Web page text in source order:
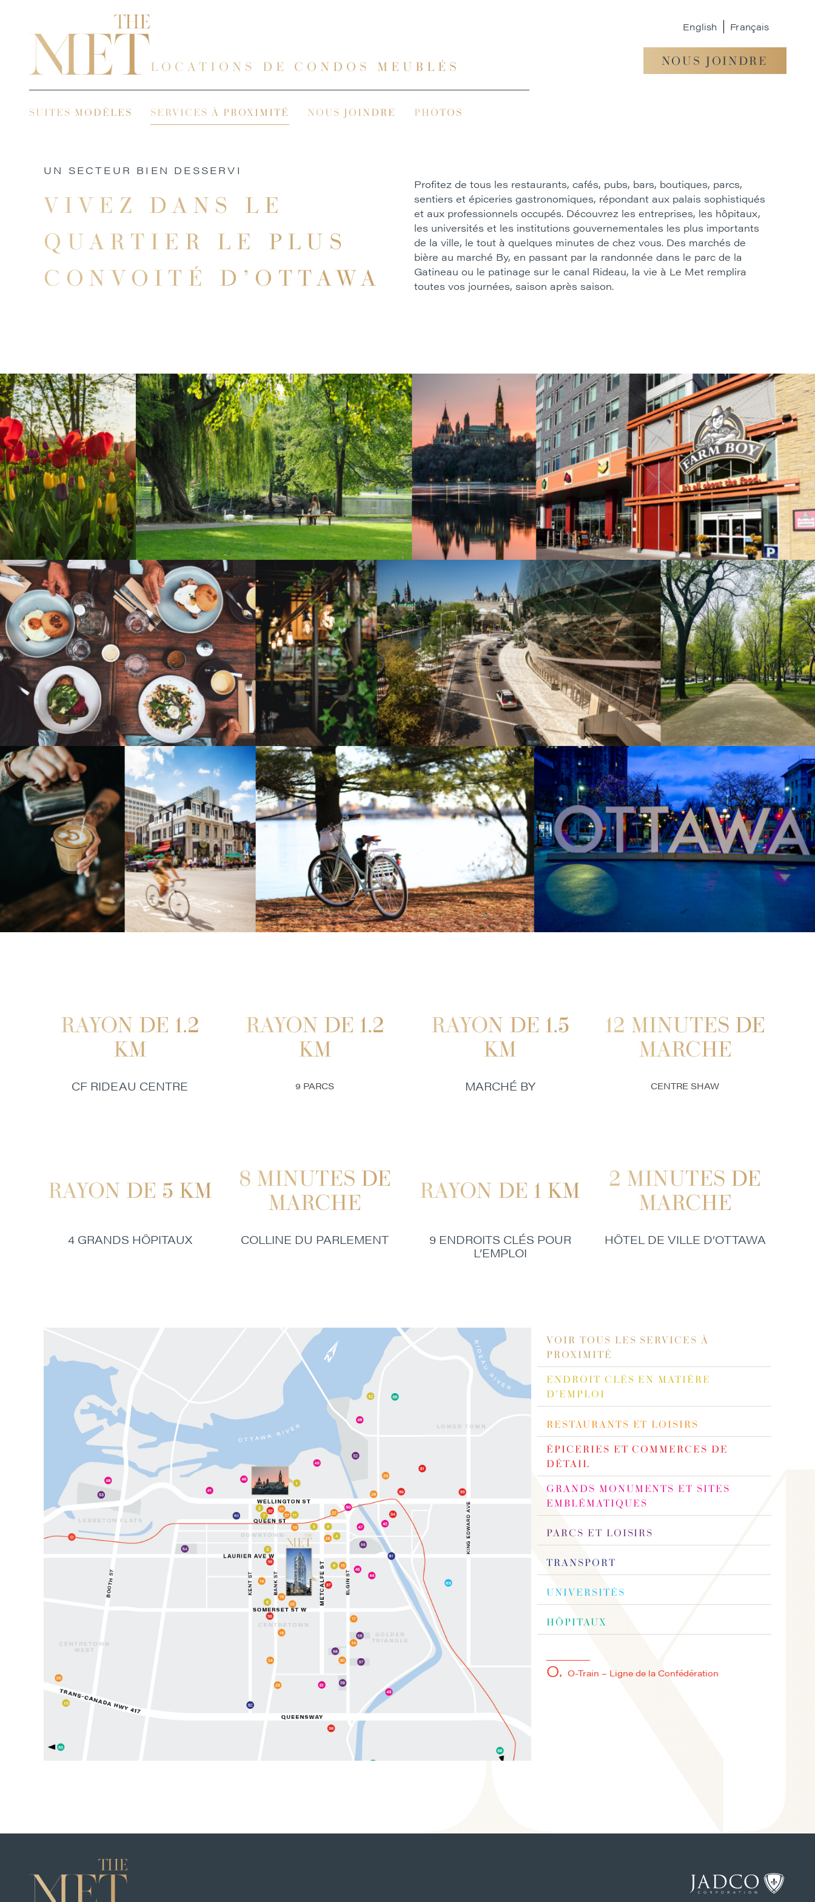
LOCATIONS DE CONDOS MEUBLÉS
English Français
NOUS JOINDRE
SUITES MODÈLES SERVICES À PROXIMITÉ NOUS JOINDRE PHOTOS
UN SECTEUR BIEN DESSERVI
VIVEZ DANS LE
QUARTIER LE PLUS
CONVOITÉ D’OTTAWA
Profitez de tous les restaurants, cafés, pubs, bars, boutiques, parcs,
sentiers et épiceries gastronomiques, répondant aux palais sophistiqués
et aux professionnels occupés. Découvrez les entreprises, les hôpitaux,
les universités et les institutions gouvernementales les plus importants
de la ville, le tout à quelques minutes de chez vous. Des marchés de
bière au marché By, en passant par la randonnée dans le parc de la
Gatineau ou le patinage sur le canal Rideau, la vie à Le Met remplira
toutes vos journées, saison après saison.
RAYON DE 1.2
KM
CF RIDEAU CENTRE
RAYON DE 1.2
KM
9 PARCS
RAYON DE 1.5
KM
MARCHÉ BY
12 MINUTES DE
MARCHE
CENTRE SHAW
RAYON DE 5 KM
4 GRANDS HÔPITAUX
8 MINUTES DE
MARCHE
COLLINE DU PARLEMENT
RAYON DE 1 KM
9 ENDROITS CLÉS POUR
L’EMPLOI
2 MINUTES DE
MARCHE
HÔTEL DE VILLE D’OTTAWA
VOIR TOUS LES SERVICES À
PROXIMITÉ
ENDROIT CLÉS EN MATIÈRE
D’EMPLOI
RESTAURANTS ET LOISIRS
ÉPICERIES ET COMMERCES DE
DÉTAIL
GRANDS MONUMENTS ET SITES
EMBLÉMATIQUES
PARCS ET LOISIRS
TRANSPORT
UNIVERSITÉS
HÔPITAUX
O-Train – Ligne de la Confédération